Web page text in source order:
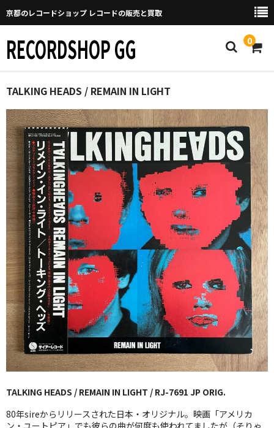
京都のレコードショップ レコードの販売と買取
RECORDSHOP GG 0
Home
マイページ
GGについて
買取について
取り置きなどについて
Categories
New Arrivals
新譜
GG RECORD （当店のレーベル）
全商品
JAZZ-US
BLUE NOTE
JAZZ-EU
JAZZ-JP
TALKING HEADS / REMAIN IN LIGHT
TALKING HEADS / REMAIN IN LIGHT / RJ-7691 JP ORIG.
80年sireからリリースされた日本・オリジナル。映画「アメリカ